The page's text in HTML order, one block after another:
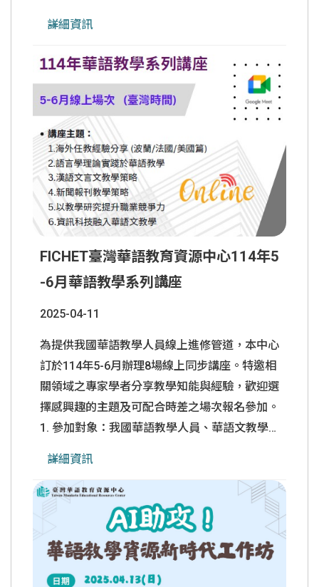
學習，預期參與者會後皆可帶回一份專屬個人且
可使用之華語教學素材。 【 工作坊資訊】●日
期：2025.07.20 (日)●講師：中原大學華語文教
學中心 廖婉君老師 &nbs
詳細資訊
FICHET臺灣華語教育資源中心114年5
-6月華語教學系列講座
2025-04-11
為提供我國華語教學人員線上進修管道，本中心
訂於114年5-6月辦理8場線上同步講座。特邀相
關領域之專家學者分享教學知能與經驗，歡迎選
擇感興趣的主題及可配合時差之場次報名參加。
1. 參加對象：我國華語教學人員、華語文教學
者。 2. 報名網址：
https://forms.gle/cgNGEuC6UuF9sw4A8 3. 報
名截止：臺灣時間114年4月23日(三)上午10點
前完成線上報名。 4. 培訓證書：每場講座須完
成線上簽到及課後滿意度問卷，方可領取系統寄
......
詳細資訊